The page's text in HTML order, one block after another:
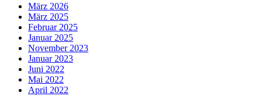
März 2026
März 2025
Februar 2025
Januar 2025
November 2023
Januar 2023
Juni 2022
Mai 2022
April 2022